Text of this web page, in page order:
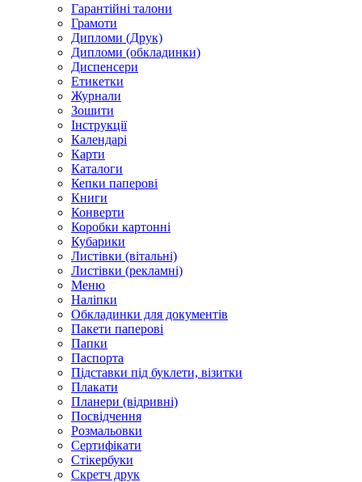
Гарантійні талони
Грамоти
Дипломи (Друк)
Дипломи (обкладинки)
Диспенсери
Етикетки
Журнали
Зошити
Інструкції
Календарі
Карти
Каталоги
Кепки паперові
Книги
Конверти
Коробки картонні
Кубарики
Листівки (вітальні)
Листівки (рекламні)
Меню
Наліпки
Обкладинки для документів
Пакети паперові
Папки
Паспорта
Підставки під буклети, візитки
Плакати
Планери (відривні)
Посвідчення
Розмальовки
Сертифікати
Стікербуки
Скретч друк